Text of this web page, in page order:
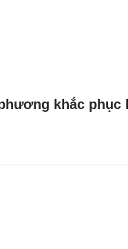
khắc phục